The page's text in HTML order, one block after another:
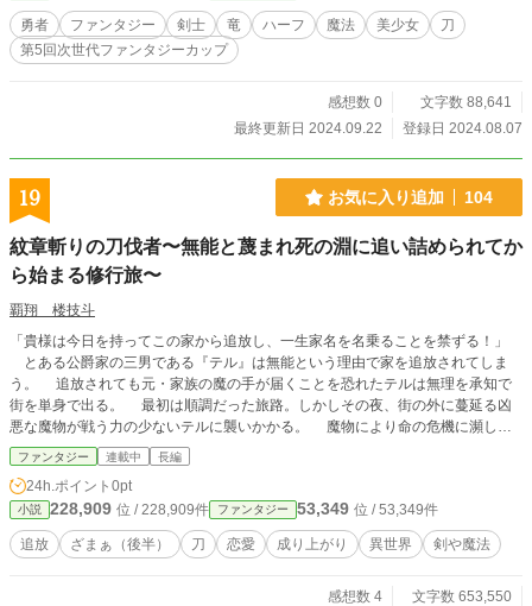
勇者 ファンタジー 剣士 竜 ハーフ 魔法 美少女
刀
第5回次世代ファンタジーカップ
感想数 0
文字数 88,641
最終更新日 2024.09.22
登録日 2024.08.07
19 お気に入り追加 104
紋章斬りの刀伐者〜無能と蔑まれ死の淵に追い詰められてか
ら始まる修行旅〜
覇翔 楼技斗
「貴様は今日を持ってこの家から追放し、一生家名を名乗ることを禁ずる！」
とある公爵家の三男である『テル』は無能という理由で家を追放されてしま
う。 追放されても元・家族の魔の手が届くことを恐れたテルは無理を承知で
街を単身で出る。 最初は順調だった旅路。しかしその夜、街の外に蔓延る凶
悪な魔物が戦う力の少ないテルに襲いかかる。 魔物により命の危機に瀕した
時、遂にテルの能力が開花する……！ これは、自分を追放した家を見返して
遂には英雄となる、そんな男の物語。 注意： 最強系ではなく、努力系なので
戦いで勝つとは限りません。なんなら前半は負けが多いかも……。 ざまぁ要
素も入れる予定ですが、本格的にざまぁするのは後半です。 ハ（検索避け）
レム要素は基本的に無いですが、タグにあるように恋愛要素はあります。
『カクヨム』にて先行投稿してします！
ファンタジー 連載中 長編
24h.ポイント 0pt
小説 228,909 位 / 228,909件 ファンタジー 53,349 位 / 53,349件
追放 ざまぁ（後半） 刀 恋愛 成り上がり 異世界 剣や魔法
感想数 4
文字数 653,550